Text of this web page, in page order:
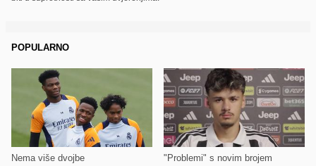
POPULARNO
Nema više dvojbe "Problemi" s novim brojem